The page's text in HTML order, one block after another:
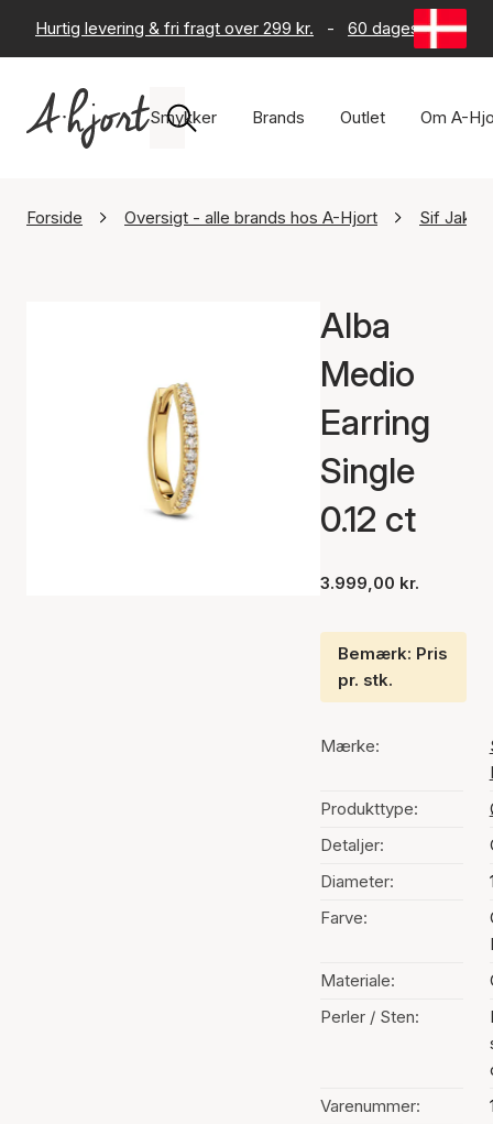
Hurtig levering & fri fragt over 299 kr. - 60 dages returret
Smykker Brands Outlet Om A-
Forside Oversigt - alle brands hos A-Hjort Sif
Alba
Medio
Earring
Single
0.12 ct
3.999,00 kr.
Bemærk: Pris
pr. stk.
Mærke:
Produkttype:
Detaljer:
Diameter:
Farve:
Materiale:
Perler / Sten:
Varenummer: